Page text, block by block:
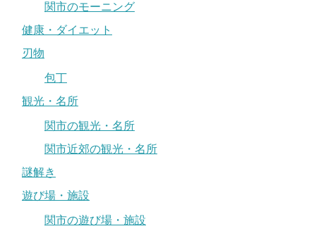
関市のモーニング
健康・ダイエット
刃物
包丁
観光・名所
関市の観光・名所
関市近郊の観光・名所
謎解き
遊び場・施設
関市の遊び場・施設